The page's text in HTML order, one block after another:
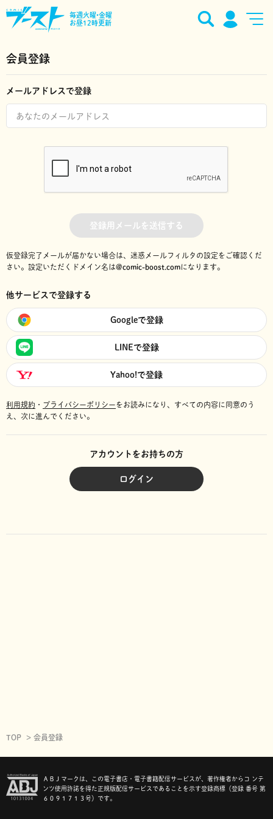
毎週火曜•金曜
お昼12時更新
会員登録
メールアドレスで登録
登録用メールを送信する
仮登録完了メールが届かない場合は、迷惑メールフィルタの設定をご確認くだ
さい。 設定いただくドメイン名は@comic-boost.comになります。
他サービスで登録する
Googleで登録
LINEで登録
Yahoo!で登録
利用規約 ・ プライバシーポリシーをお読みになり、 すべての内容に同意のう
え、次に進んでください。
アカウントをお持ちの方
ログイン
TOP 会員登録
ＡＢＪマークは、この電子書店・電子書籍配信サービスが、著作権者からコ ンテ
ンツ使用許諾を得た正規版配信サービスであることを示す登録商標（登録 番号 第
６０９１７１３号）です。